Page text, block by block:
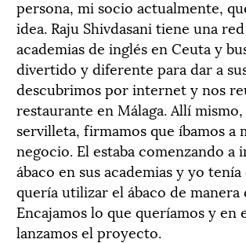
persona, mi socio actualmente,
idea. Raju Shivdasani tiene una
academias de inglés en Ceuta y
divertido y diferente para dar a
descubrimos por internet y nos
restaurante en Málaga. Allí
servilleta, firmamos que íbamos a
negocio. El estaba comenzando
ábaco en sus academias y yo
quería utilizar el ábaco de manera
Encajamos lo que queríamos y en
lanzamos el proyecto.